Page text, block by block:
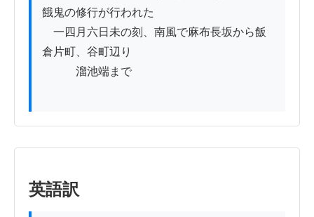
餓鬼の修行が行われた
一四月六日未の刻、南風で麻布長坂から飯
倉片町、谷町辺り
溜池端まで
英語訳